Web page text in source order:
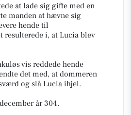
at lade sig gifte med en
manden at hævne sig
hende til
resulterede i, at Lucia blev
vis reddede hende
det med, at dommeren
og slå Lucia ihjel.
år 304.